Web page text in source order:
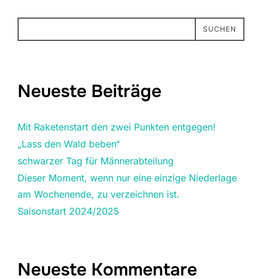
SUCHEN
Neueste Beiträge
Mit Raketenstart den zwei Punkten entgegen!
„Lass den Wald beben“
schwarzer Tag für Männerabteilung
Dieser Moment, wenn nur eine einzige Niederlage
am Wochenende, zu verzeichnen ist.
Saisonstart 2024/2025
Neueste Kommentare